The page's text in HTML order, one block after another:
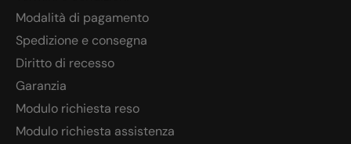
Modalità di pagamento
Spedizione e consegna
Diritto di recesso
Garanzia
Modulo richiesta reso
Modulo richiesta assistenza